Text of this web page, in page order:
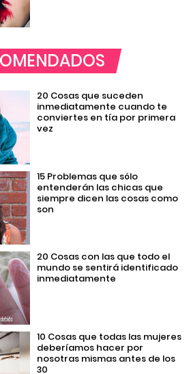
20 Cosas que suceden
inmediatamente cuando te
conviertes en tía por primera
vez
15 Problemas que sólo
entenderán las chicas que
siempre dicen las cosas como
son
20 Cosas con las que todo el
mundo se sentirá identificado
inmediatamente
10 Cosas que todas las mujeres
deberíamos hacer por
nosotras mismas antes de los
30